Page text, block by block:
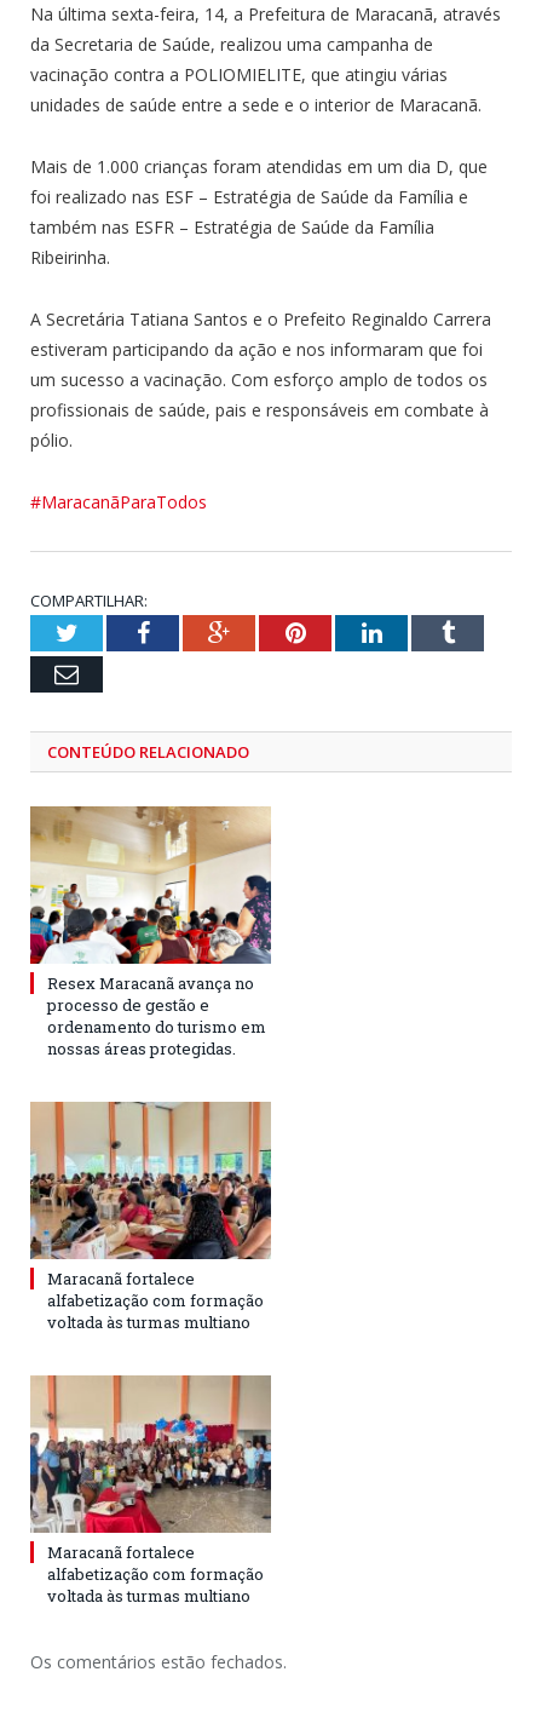
Na última sexta-feira, 14, a Prefeitura de Maracanã, através
da Secretaria de Saúde, realizou uma campanha de
vacinação contra a POLIOMIELITE, que atingiu várias
unidades de saúde entre a sede e o interior de Maracanã.
Mais de 1.000 crianças foram atendidas em um dia D, que
foi realizado nas ESF – Estratégia de Saúde da Família e
também nas ESFR – Estratégia de Saúde da Família
Ribeirinha.
A Secretária Tatiana Santos e o Prefeito Reginaldo Carrera
estiveram participando da ação e nos informaram que foi
um sucesso a vacinação. Com esforço amplo de todos os
profissionais de saúde, pais e responsáveis em combate à
pólio.
#MaracanãParaTodos
COMPARTILHAR:
TwitterFacebookGoogle+PinterestLinkedInTumblr
Email
CONTEÚDO RELACIONADO
Resex Maracanã avança no
processo de gestão e
ordenamento do turismo em
nossas áreas protegidas.
Maracanã fortalece
alfabetização com formação
voltada às turmas multiano
Maracanã fortalece
alfabetização com formação
voltada às turmas multiano
Os comentários estão fechados.